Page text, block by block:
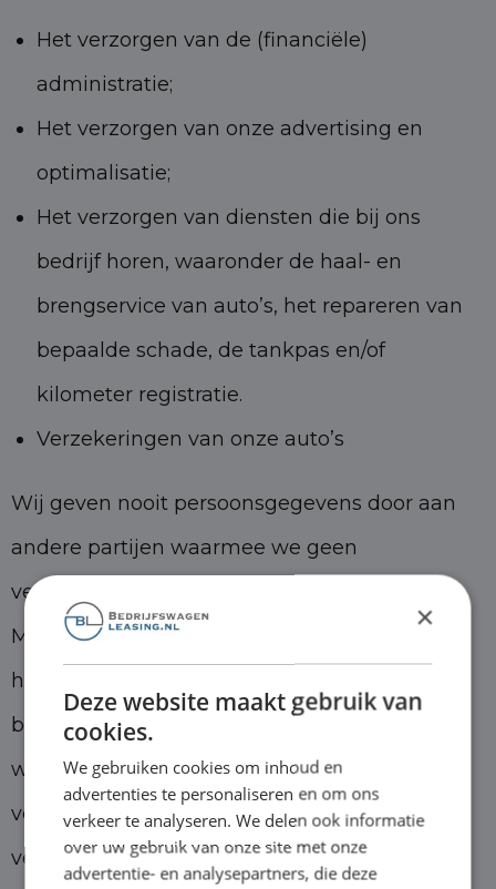
Het verzorgen van de (financiële)
administratie;
Het verzorgen van onze advertising en
optimalisatie;
Het verzorgen van diensten die bij ons
bedrijf horen, waaronder de haal- en
brengservice van auto’s, het repareren van
bepaalde schade, de tankpas en/of
kilometer registratie.
Verzekeringen van onze auto’s
Wij geven nooit persoonsgegevens door aan
andere partijen waarmee we geen
verwerkersovereenkomst hebben afgesloten.
Met deze partijen (verwerkers) maken wij
hierin uiteraard de nodige afspraken om de
beveiliging van uw persoonsgegevens te
waarborgen. Verder zullen wij de door uw
verstrekte gegevens niet aan andere partijen
verstrekken, tenzij dit wettelijk verplicht en
×
Deze website maakt gebruik van
cookies.
We gebruiken cookies om inhoud en
advertenties te personaliseren en om ons
verkeer te analyseren. We delen ook informatie
over uw gebruik van onze site met onze
advertentie- en analysepartners, die deze